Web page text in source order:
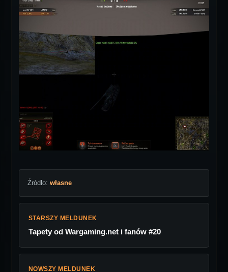
Źródło: własne
STARSZY MELDUNEK
Tapety od Wargaming.net i fanów #20
NOWSZY MELDUNEK